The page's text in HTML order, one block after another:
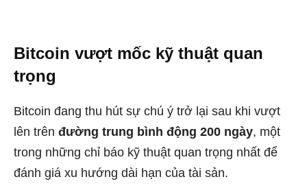
Bitcoin vượt mốc kỹ thuật quan
trọng
Bitcoin đang thu hút sự chú ý trở lại sau khi vượt
lên trên đường trung bình động 200 ngày, một
trong những chỉ báo kỹ thuật quan trọng nhất để
đánh giá xu hướng dài hạn của tài sản.